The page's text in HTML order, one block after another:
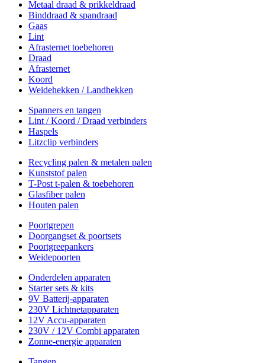
Metaal draad & prikkeldraad
Binddraad & spandraad
Gaas
Lint
Afrasternet toebehoren
Draad
Afrasternet
Koord
Weidehekken / Landhekken
Spanners en tangen
Lint / Koord / Draad verbinders
Haspels
Litzclip verbinders
Recycling palen & metalen palen
Kunststof palen
T-Post t-palen & toebehoren
Glasfiber palen
Houten palen
Poortgrepen
Doorgangset & poortsets
Poortgreepankers
Weidepoorten
Onderdelen apparaten
Starter sets & kits
9V Batterij-apparaten
230V Lichtnetapparaten
12V Accu-apparaten
230V / 12V Combi apparaten
Zonne-energie apparaten